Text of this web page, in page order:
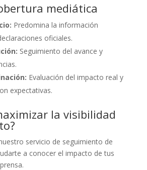
mediática
Predomina la información
oficiales.
Seguimiento del avance y
Evaluación del impacto real y
expectativas.
la visibilidad
servicio de seguimiento de
a conocer el impacto de tus